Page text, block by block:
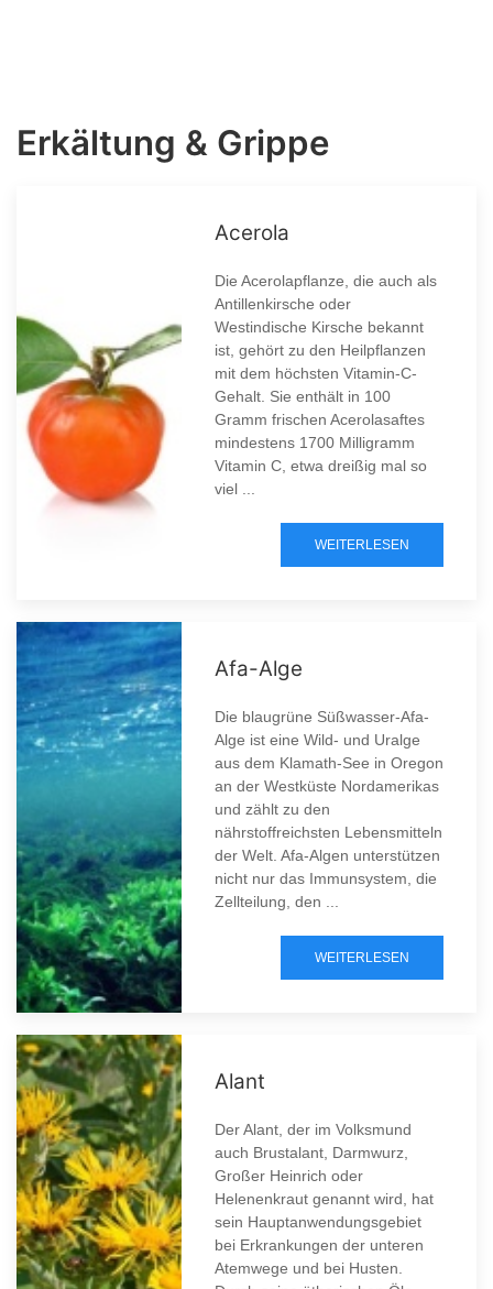
Erkältung & Grippe
Acerola
Die Acerolapflanze, die auch als
Antillenkirsche oder
Westindische Kirsche bekannt
ist, gehört zu den Heilpflanzen
mit dem höchsten Vitamin-C-
Gehalt. Sie enthält in 100
Gramm frischen Acerolasaftes
mindestens 1700 Milligramm
Vitamin C, etwa dreißig mal so
viel ...
WEITERLESEN
Afa-Alge
Die blaugrüne Süßwasser-Afa-
Alge ist eine Wild- und Uralge
aus dem Klamath-See in Oregon
an der Westküste Nordamerikas
und zählt zu den
nährstoffreichsten Lebensmitteln
der Welt. Afa-Algen unterstützen
nicht nur das Immunsystem, die
Zellteilung, den ...
WEITERLESEN
Alant
Der Alant, der im Volksmund
auch Brustalant, Darmwurz,
Großer Heinrich oder
Helenenkraut genannt wird, hat
sein Hauptanwendungsgebiet
bei Erkrankungen der unteren
Atemwege und bei Husten.